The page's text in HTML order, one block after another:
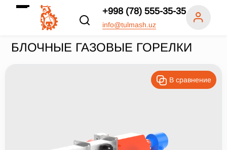
+998 (78) 555-35-35
info@tulmash.uz
БЛОЧНЫЕ ГАЗОВЫЕ ГОРЕЛКИ
В сравнение